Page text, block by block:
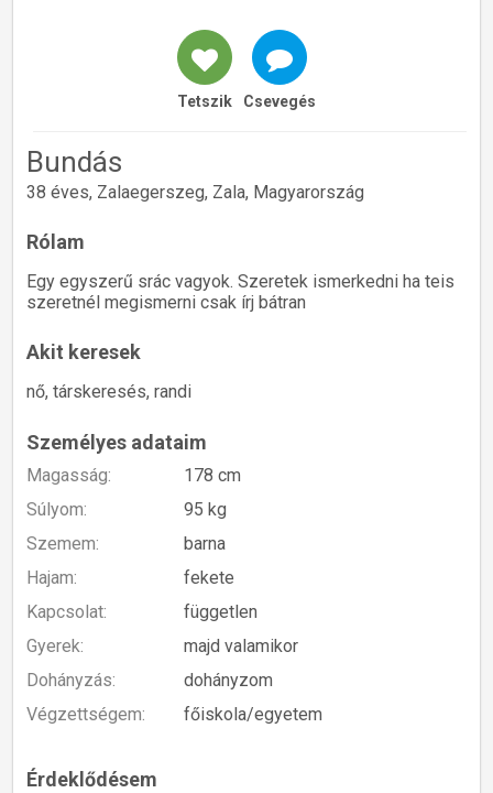
Tetszik Csevegés
Bundás
38 éves, Zalaegerszeg, Zala, Magyarország
Rólam
Egy egyszerű srác vagyok. Szeretek ismerkedni ha teis
szeretnél megismerni csak írj bátran
Akit keresek
nő, társkeresés, randi
Személyes adataim
Magasság:
178 cm
Súlyom:
95 kg
Szemem:
barna
Hajam:
fekete
Kapcsolat:
független
Gyerek:
majd valamikor
Dohányzás:
dohányzom
Végzettségem:
főiskola/egyetem
Érdeklődésem